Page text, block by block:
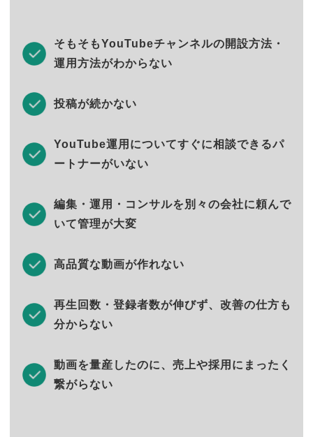
そもそもYouTubeチャンネルの開設方法・
運用方法がわからない
投稿が続かない
YouTube運用についてすぐに相談できるパ
ートナーがいない
編集・運用・コンサルを別々の会社に頼んで
いて管理が大変
高品質な動画が作れない
再生回数・登録者数が伸びず、改善の仕方も
分からない
動画を量産したのに、売上や採用にまったく
繋がらない